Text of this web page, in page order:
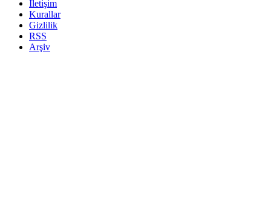
İletişim
Kurallar
Gizlilik
RSS
Arşiv